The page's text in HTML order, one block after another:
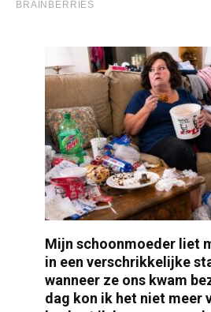
Mijn schoonmoeder liet
in een verschrikkelijke
wanneer ze ons kwam
dag kon ik het niet meer